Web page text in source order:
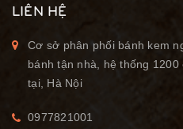
LIÊN HỆ
Cơ sở phân phối bánh kem
bánh tận nhà, hệ thống
tại, Hà Nội
0977821001